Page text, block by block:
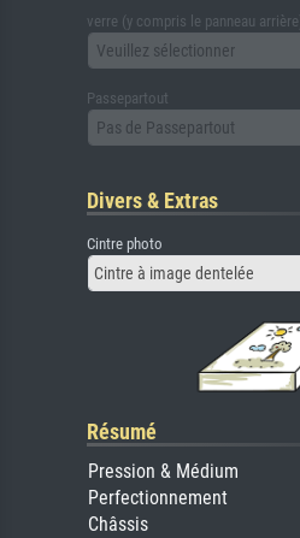
verre (y compris le panneau
Veuillez sélectionner
Passepartout
Pas de Passepartout
Divers & Extras
Cintre photo
Cintre à image dentelée
Résumé
Pression & Médium
Perfectionnement
Châssis